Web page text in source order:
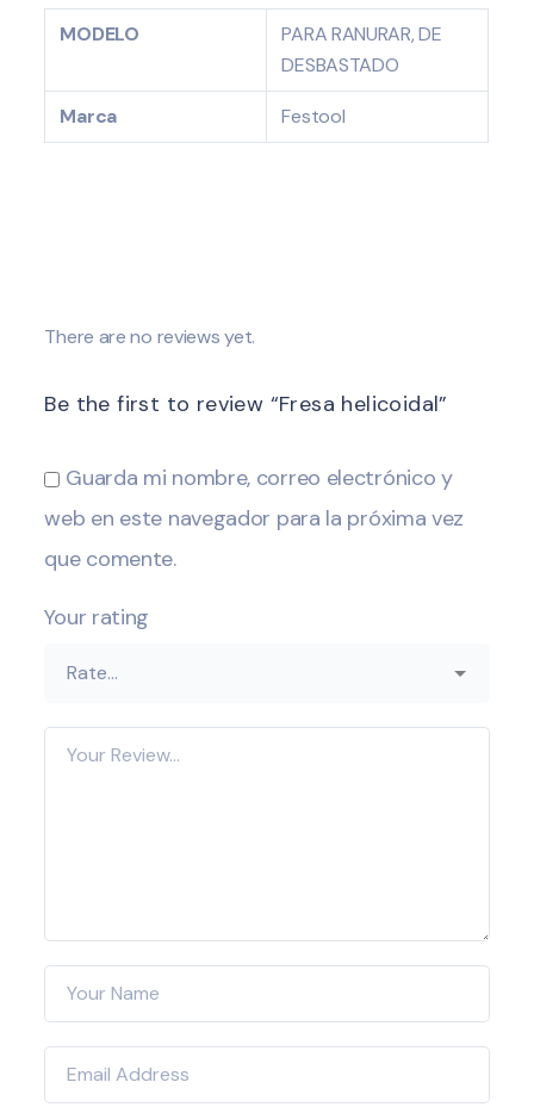
MODELO
PARA RANURAR, DE
DESBASTADO
Marca Festool
There are no reviews yet.
Be the first to review “Fresa helicoidal”
Guarda mi nombre, correo electrónico y
web en este navegador para la próxima vez
que comente.
Your rating